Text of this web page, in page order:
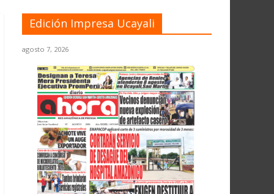
Edición Impresa Ucayali
agosto 7, 2026